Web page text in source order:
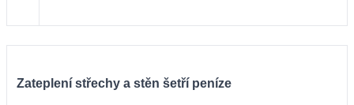
Zateplení střechy a stěn šetří peníze